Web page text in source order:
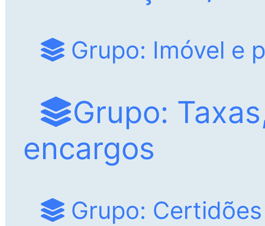
Grupo: Imóvel e
Grupo:
encargos
Grupo: Certidões